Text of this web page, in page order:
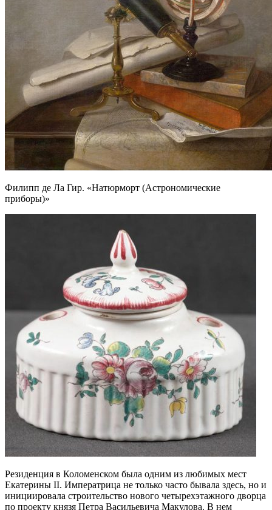
Филипп де Ла Гир. «Натюрморт (Астрономические
приборы)»
Резиденция в Коломенском была одним из любимых мест
Екатерины II. Императрица не только часто бывала здесь, но и
инициировала строительство нового четырехэтажного дворца
по проекту князя Петра Васильевича Макулова. В нем